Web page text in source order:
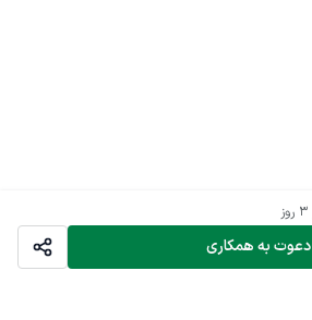
دعوت به همکاری